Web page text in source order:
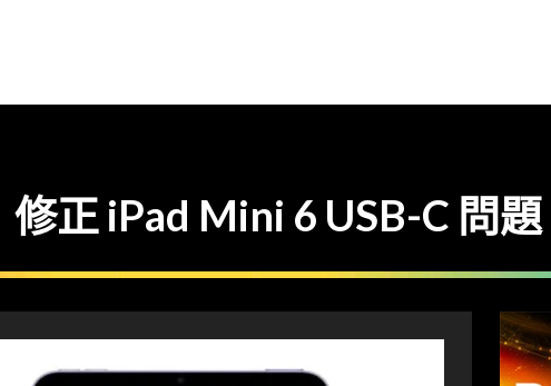
正 iPad Mini 6 USB-C 問題